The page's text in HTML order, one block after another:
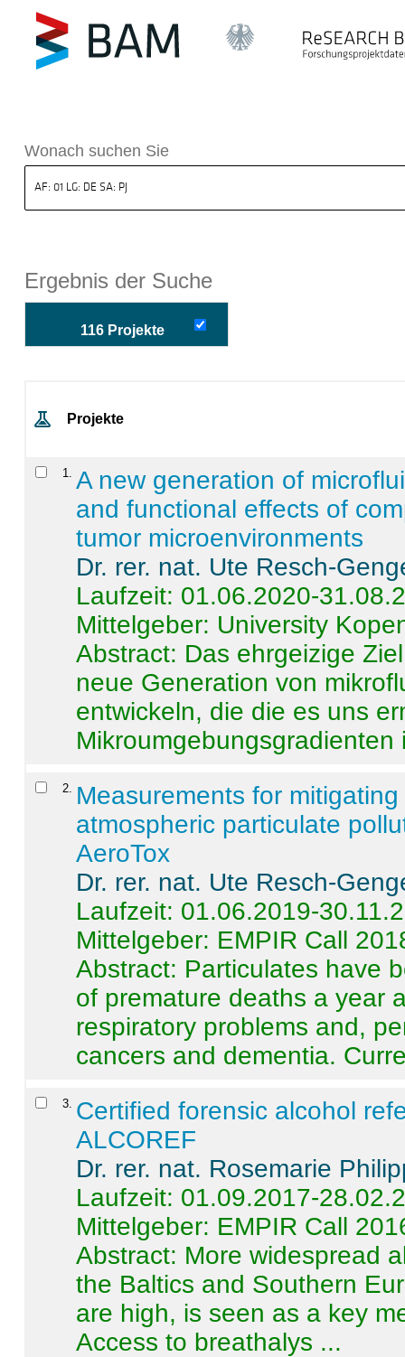
BAM
Wonach suchen Sie
Ergebnis der Suche
116 Projekte
Projekte
1
A new generation of
and functional effects of
tumor microenvironments
Dr. rer. nat. Ute Resch-
Laufzeit: 01.06.2020-
Mittelgeber: University
Abstract: Das ehrgeizige
neue Generation von
entwickeln, die die es uns
Mikroumgebungsgradienten
2
Measurements for
atmospheric particulate
AeroTox
Dr. rer. nat. Ute Resch-
Laufzeit: 01.06.2019-
Mittelgeber: EMPIR Call
Abstract: Particulates have
of premature deaths a year
respiratory problems and,
cancers and dementia.
3 Certified forensic alcohol
ALCOREF
Dr. rer. nat. Rosemarie
Laufzeit: 01.09.2017-
Mittelgeber: EMPIR Call
Abstract: More widespread
the Baltics and Southern
are high, is seen as a key
Access to breathalys ...